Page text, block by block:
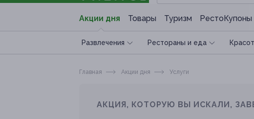
Акции дня Товары Туризм РестоКупоны
Развлечения Рестораны и еда
Главная Акции дня Услуги
АКЦИЯ, КОТОРУЮ ВЫ ИСКАЛИ,